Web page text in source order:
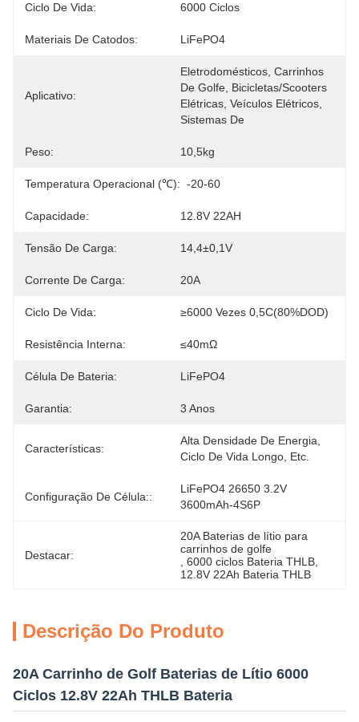
Ciclo De Vida: 6000 Ciclos
Materiais De Catodos: LiFePO4
Aplicativo:
Eletrodomésticos, Carrinhos
De Golfe, Bicicletas/scooters
Elétricas, Veículos Elétricos,
Sistemas De
Peso: 10,5kg
Temperatura Operacional (℃): -20-60
Capacidade: 12.8V 22AH
Tensão De Carga: 14,4±0,1V
Corrente De Carga: 20A
Ciclo De Vida: ≥6000 Vezes 0,5C(80%DOD)
Resistência Interna: ≤40mΩ
Célula De Bateria: LiFePO4
Garantia: 3 Anos
Características:
Alta Densidade De Energia,
Ciclo De Vida Longo, Etc.
Configuração De Célula::
LiFePO4 26650 3.2V
3600mAh-4S6P
Destacar:
20A Baterias de lítio para
carrinhos de golfe
6000 ciclos Bateria THLB
12.8V 22Ah Bateria THLB
Descrição Do Produto
20A Carrinho de Golf Baterias de Lítio 6000
Ciclos 12.8V 22Ah THLB Bateria